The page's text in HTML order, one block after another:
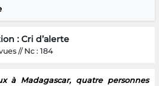
: Cri d’alerte
// Nc : 184
à Madagascar, quatre personnes